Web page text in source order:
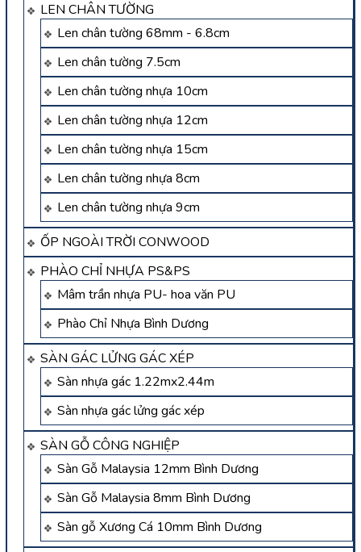
LEN CHÂN TƯỜNG
Len chân tường 68mm - 6.8cm
Len chân tường 7.5cm
Len chân tường nhựa 10cm
Len chân tường nhựa 12cm
Len chân tường nhựa 15cm
Len chân tường nhựa 8cm
Len chân tường nhựa 9cm
ỐP NGOÀI TRỜI CONWOOD
PHÀO CHỈ NHỰA PS&PS
Mâm trần nhựa PU- hoa văn PU
Phào Chỉ Nhựa Bình Dương
SÀN GÁC LỬNG GÁC XÉP
Sàn nhựa gác 1.22mx2.44m
Sàn nhựa gác lửng gác xép
SÀN GỖ CÔNG NGHIỆP
Sàn Gỗ Malaysia 12mm Bình Dương
Sàn Gỗ Malaysia 8mm Bình Dương
Sàn gỗ Xương Cá 10mm Bình Dương